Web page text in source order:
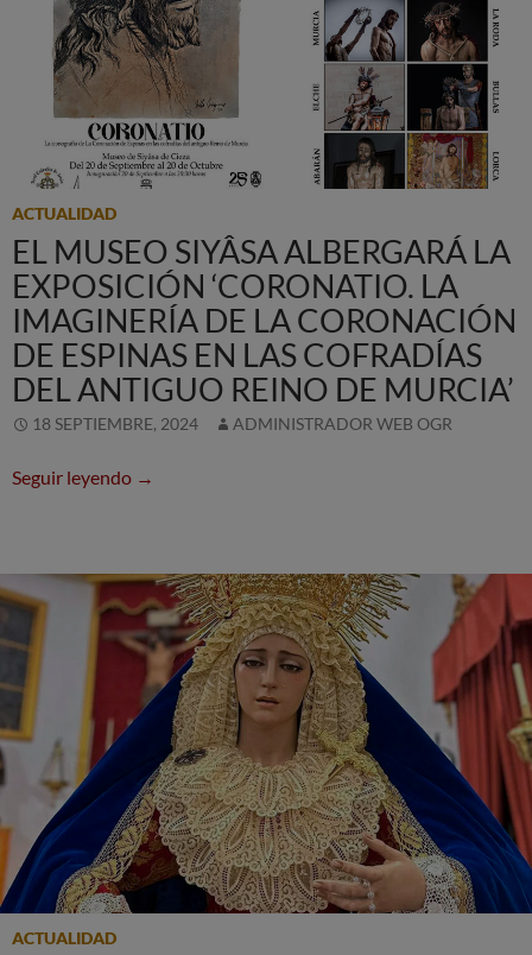
ACTUALIDAD
EL MUSEO SIYÂSA ALBERGARÁ LA
EXPOSICIÓN ‘CORONATIO. LA
IMAGINERÍA DE LA CORONACIÓN
DE ESPINAS EN LAS COFRADÍAS
DEL ANTIGUO REINO DE MURCIA’
18 SEPTIEMBRE, 2024 ADMINISTRADOR WEB OGR
Seguir leyendo El Museo Siyâsa albergará la exposición
→
ACTUALIDAD